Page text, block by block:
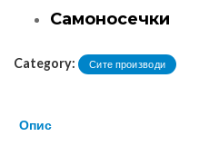
Самоносечки
Category: Сите производи
Опис